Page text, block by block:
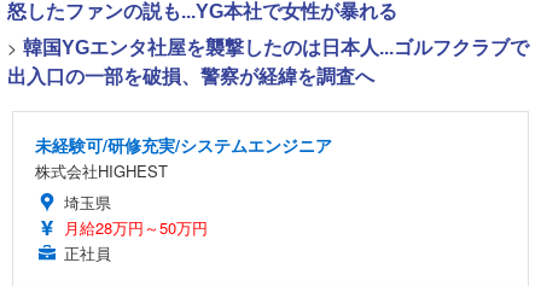
怒したファンの説も...YG本社で女性が暴れる
> 韓国YGエンタ社屋を襲撃したのは日本人...ゴルフクラブで
出入口の一部を破損、警察が経緯を調査へ
未経験可/研修充実/システムエンジニア
株式会社HIGHEST
埼玉県
月給28万円～50万円
正社員